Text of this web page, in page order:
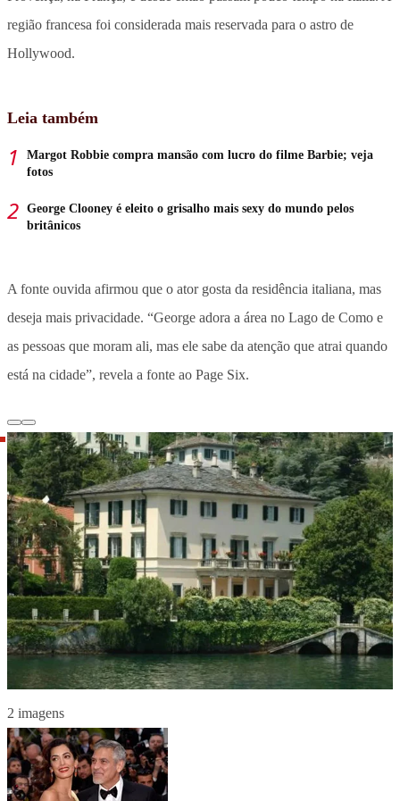
região francesa foi considerada mais reservada para o astro de
Hollywood.
Leia também
Margot Robbie compra mansão com lucro do filme Barbie; veja
fotos
George Clooney é eleito o grisalho mais sexy do mundo pelos
britânicos
A fonte ouvida afirmou que o ator gosta da residência italiana, mas
deseja mais privacidade. “George adora a área no Lago de Como e
as pessoas que moram ali, mas ele sabe da atenção que atrai quando
está na cidade”, revela a fonte ao Page Six.
2 imagens